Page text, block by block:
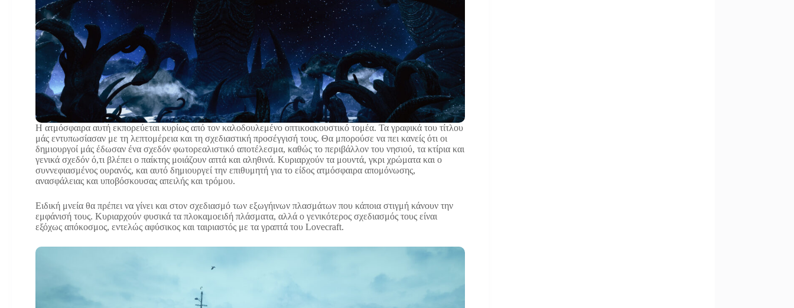
Η ατμόσφαιρα αυτή εκπορεύεται κυρίως από τον καλοδουλεμένο οπτικοακουστικό τομέα. Τα γραφικά του τίτλου
μάς εντυπωσίασαν με τη λεπτομέρεια και τη σχεδιαστική προσέγγισή τους. Θα μπορούσε να πει κανείς ότι οι
δημιουργοί μάς έδωσαν ένα σχεδόν φωτορεαλιστικό αποτέλεσμα, καθώς το περιβάλλον του νησιού, τα κτίρια και
γενικά σχεδόν ό,τι βλέπει ο παίκτης μοιάζουν απτά και αληθινά. Κυριαρχούν τα μουντά, γκρι χρώματα και ο
συννεφιασμένος ουρανός, και αυτό δημιουργεί την επιθυμητή για το είδος ατμόσφαιρα απομόνωσης,
ανασφάλειας και υποβόσκουσας απειλής και τρόμου.
Ειδική μνεία θα πρέπει να γίνει και στον σχεδιασμό των εξωγήινων πλασμάτων που κάποια στιγμή κάνουν την
εμφάνισή τους. Κυριαρχούν φυσικά τα πλοκαμοειδή πλάσματα, αλλά ο γενικότερος σχεδιασμός τους είναι
εξόχως απόκοσμος, εντελώς αφύσικος και ταιριαστός με τα γραπτά του Lovecraft.